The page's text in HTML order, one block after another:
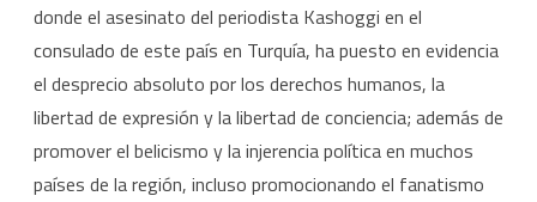
donde el asesinato del periodista Kashoggi en el
consulado de este país en Turquía, ha puesto en evidencia
el desprecio absoluto por los derechos humanos, la
libertad de expresión y la libertad de conciencia; además de
promover el belicismo y la injerencia política en muchos
países de la región, incluso promocionando el fanatismo